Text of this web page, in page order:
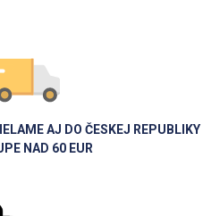
AJ DO ČESKEJ REPUBLIKY
NAD 60 EUR